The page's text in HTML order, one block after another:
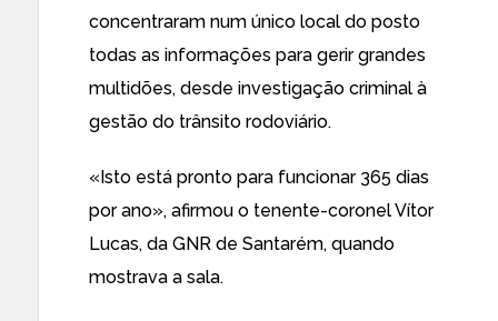
concentraram num único local do posto
todas as informações para gerir grandes
multidões, desde investigação criminal à
gestão do trânsito rodoviário.
«Isto está pronto para funcionar 365 dias
por ano», afirmou o tenente-coronel Vítor
Lucas, da GNR de Santarém, quando
mostrava a sala.